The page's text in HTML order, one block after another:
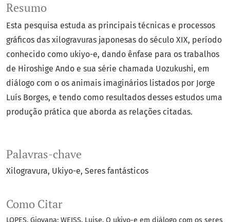
Palavras-chave
Xilogravura Ukiyo-e Seres fantásticos
Como Citar
Resumo
Esta pesquisa estuda as principais técnicas e processos
gráficos das xilogravuras japonesas do século XIX, período
conhecido como ukiyo-e, dando ênfase para os trabalhos
de Hiroshige Ando e sua série chamada Uozukushi, em
diálogo com o os animais imaginários listados por Jorge
Luís Borges, e tendo como resultados desses estudos uma
produção prática que aborda as relações citadas.